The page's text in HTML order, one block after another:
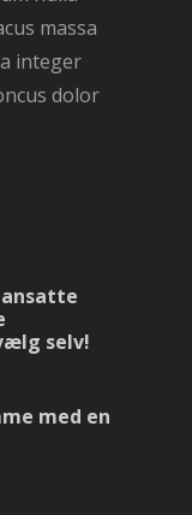
massa
integer
dolor
selv!
med en